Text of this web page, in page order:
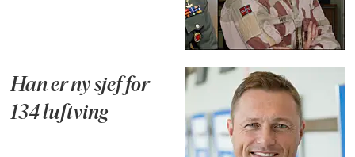
Han er ny sjef for
134 luftving